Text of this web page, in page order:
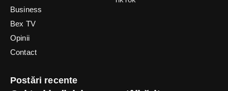
Business
Bex TV
Opinii
Contact
Postări recente